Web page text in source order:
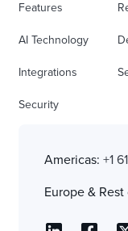
Features
AI Technology
Integrations
Security
Americas: +1
Europe & Rest